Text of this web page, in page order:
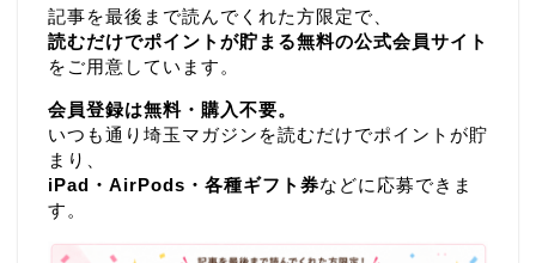
記事を最後まで読んでくれた方限定で、
読むだけでポイントが貯まる無料の公式会員サイト
をご用意しています。
会員登録は無料・購入不要。
いつも通り埼玉マガジンを読むだけでポイントが貯
まり、
iPad・AirPods・各種ギフト券などに応募できま
す。